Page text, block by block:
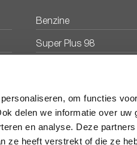
om functies
delen we informatie over uw
en analyse. Deze
ze heeft verstrekt of die ze
Benzine
Super Plus 98